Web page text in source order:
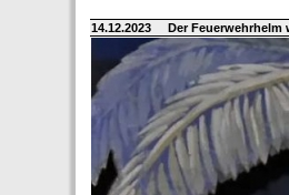
14.12.2023 Der